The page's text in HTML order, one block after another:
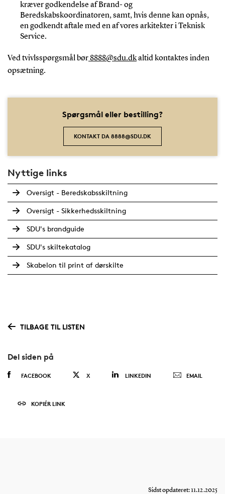
kræver godkendelse af Brand- og
Beredskabskoordinatoren, samt, hvis denne kan opnås,
en godkendt aftale med en af vores arkitekter i Teknisk
Service.
Ved tvivlsspørgsmål bør8888@sdu.dkaltid kontaktes inden
opsætning.
Spørgsmål eller bestilling?
KONTAKT DA 8888@SDU.DK
Nyttige links
Oversigt - Beredskabsskiltning
Oversigt - Sikkerhedsskiltning
SDU's brandguide
SDU's skiltekatalog
Skabelon til print af dørskilte
TILBAGE TIL LISTEN
Del siden på
FACEBOOK X LINKEDIN EMAIL
KOPIÉR LINK
Sidst opdateret: 11.12.2025